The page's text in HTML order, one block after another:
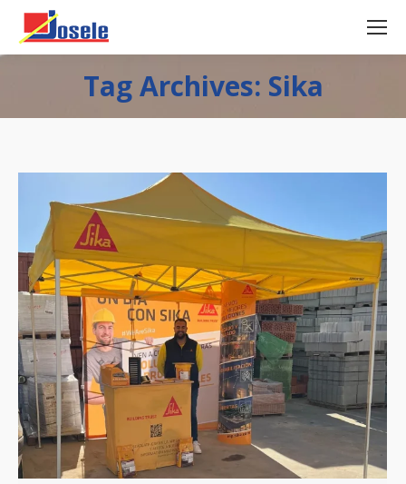
Tag Archives: Sika